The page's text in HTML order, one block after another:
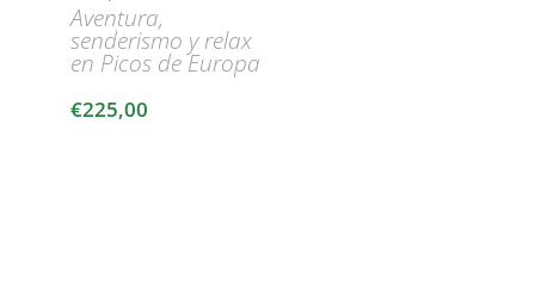
Aventura,
senderismo y relax
en Picos de Europa
€225,00